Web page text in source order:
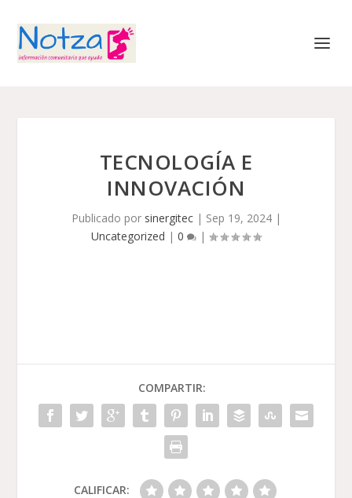
TECNOLOGÍA E
INNOVACIÓN
Publicado por sinergitec| Sep 19, 2024|
Uncategorized | 0 |
COMPARTIR:
CALIFICAR: